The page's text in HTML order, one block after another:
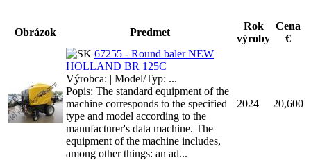
Obrázok Predmet
Rok
výroby
Cena
€
67255 - Round baler NEW
HOLLAND BR 125C
Výrobca: | Model/Typ: ...
Popis: The standard equipment of the
machine corresponds to the specified
type and model according to the
manufacturer's data machine. The
equipment of the machine includes,
among other things: an ad...
2024 20,600